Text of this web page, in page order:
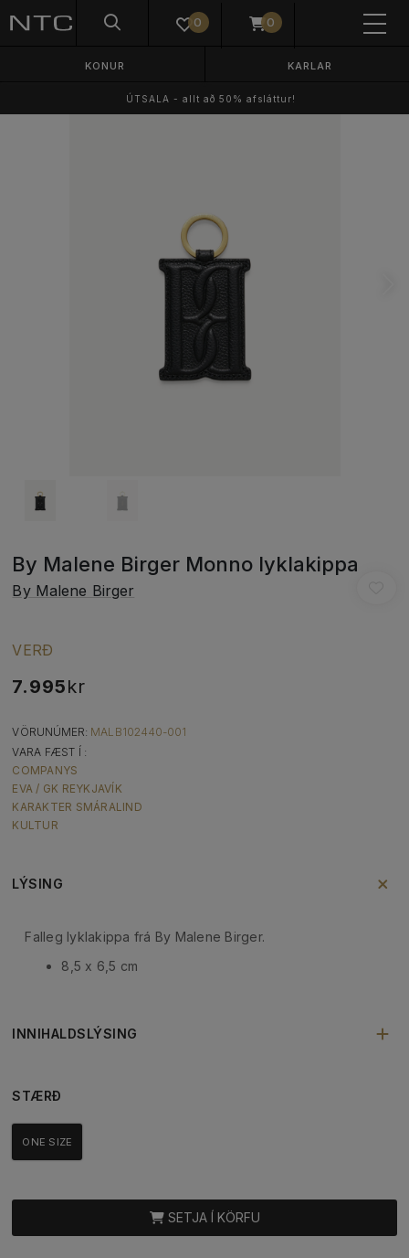
0 0
KONUR KARLAR
ÚTSALA - allt að 50% afsláttur!
By Malene Birger Monno lyklakippa
By Malene Birger
VERÐ
7.995kr
VÖRUNÚMER: MALB102440-001
VARA FÆST Í :
COMPANYS
EVA / GK REYKJAVÍK
KARAKTER SMÁRALIND
KULTUR
LÝSING
Falleg lyklakippa frá By Malene Birger.
8,5 x 6,5 cm
INNIHALDSLÝSING
STÆRÐ
ONE SIZE
SETJA Í KÖRFU